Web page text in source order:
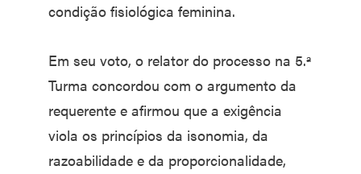
condição fisiológica feminina.
Em seu voto, o relator do processo na 5.ª
Turma concordou com o argumento da
requerente e afirmou que a exigência
viola os princípios da isonomia, da
razoabilidade e da proporcionalidade,